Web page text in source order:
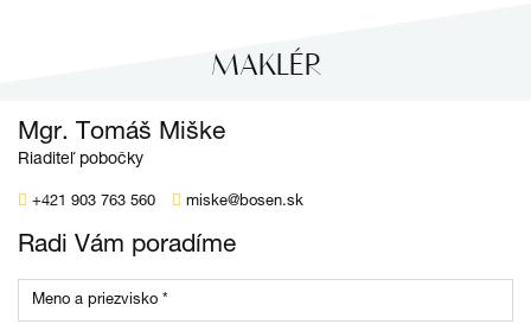
MAKLÉR
Mgr. Tomáš Miške
Riaditeľ pobočky
+421 903 763 560 miske@bosen.sk
Radi Vám poradíme